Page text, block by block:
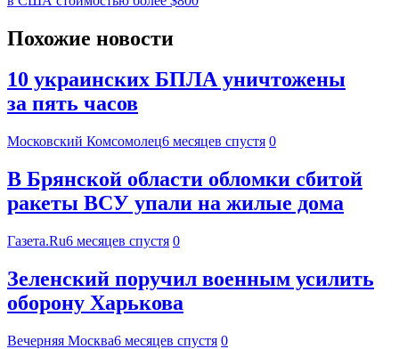
Похожие новости
10 украинских БПЛА уничтожены
за пять часов
Московский Комсомолец6 месяцев спустя 0
В Брянской области обломки сбитой
ракеты ВСУ упали на жилые дома
Газета.Ru6 месяцев спустя 0
Зеленский поручил военным усилить
оборону Харькова
Вечерняя Москва6 месяцев спустя 0